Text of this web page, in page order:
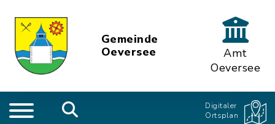
Gemeinde
Oeversee
Amt
Oeversee
Digitaler
Ortsplan